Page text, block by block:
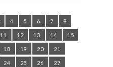
4 5 6 7 8
11 12 13 14 15
18 19 20 21
24 25 26 27